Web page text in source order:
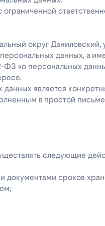
округ Даниловский,
персональных данных, а
«о персональных
данных является
в простой
следующие
сроков